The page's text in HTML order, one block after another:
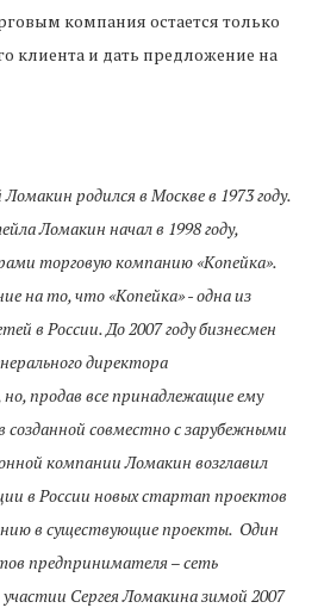
компания остается только
клиента и дать предложение на
родился в Москве в 1973 году.
Ломакин начал в 1998 году,
торговую компанию «Копейка».
на то, что «Копейка» - одна из
в России. До 2007 году бизнесмен
директора
продав все принадлежащие ему
совместно с зарубежными
компании Ломакин возглавил
в России новых стартап проектов
в существующие проекты. Один
предпринимателя – сеть
Сергея Ломакина зимой 2007